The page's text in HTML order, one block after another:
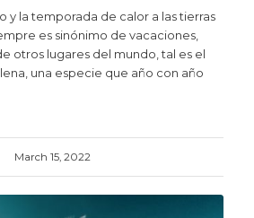
y la temporada de calor a las tierras
es sinónimo de vacaciones,
otros lugares del mundo, tal es el
una especie que año con año
March 15, 2022